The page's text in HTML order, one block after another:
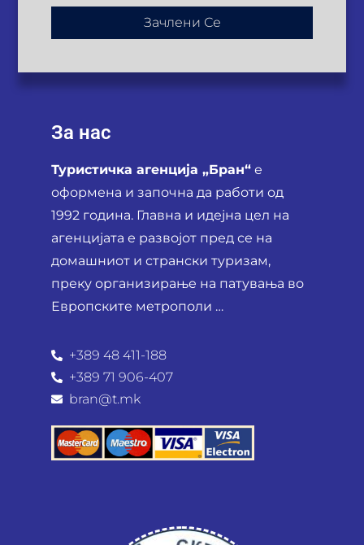
Зачлени Се
За нас
Туристичка агенција „Бран“е
оформена и започна да работи од
1992 година. Главна и идејна цел на
агенцијата е развојот пред се на
домашниот и странски туризам,
преку организирање на патувања во
Европските метрополи …
+389 48 411-188
+389 71 906-407
bran@t.mk